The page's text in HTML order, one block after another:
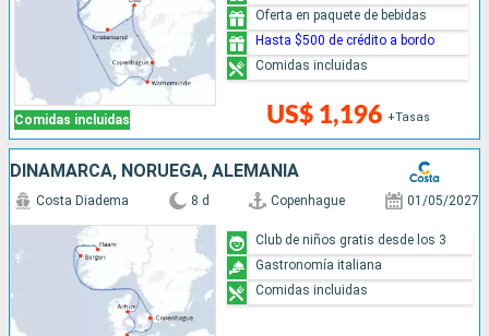
Comidas incluidas US$ 1,196 +Tasas
Oferta en paquete de bebidas
Hasta $500 de crédito a bordo
Comidas incluidas
DINAMARCA, NORUEGA, ALEMANIA
Costa Diadema 8 d Copenhague 01/05/2027
Club de niños gratis desde los 3
Gastronomía italiana
Comidas incluidas